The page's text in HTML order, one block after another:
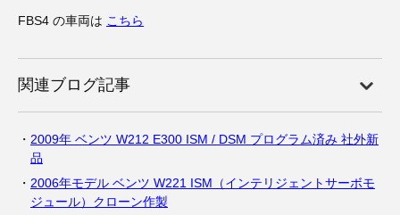
FBS4 の車両は こちら
関連ブログ記事
2009年 ベンツ W212 E300 ISM / DSM プログラム済み 社外新
品
2006年モデル ベンツ W221 ISM（インテリジェントサーボモ
ジュール）クローン作製